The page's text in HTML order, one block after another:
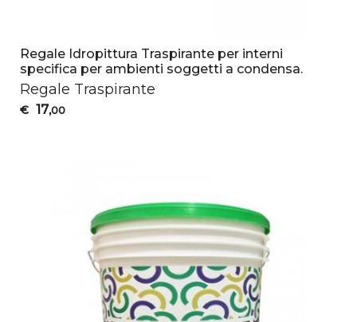
Regale Idropittura Traspirante per interni
specifica per ambienti soggetti a condensa.
Regale Traspirante
€ 17,00